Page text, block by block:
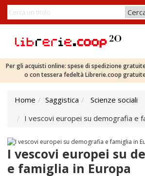
Per gli acquisti online: spese di spedizione
o con tessera fedeltà Librerie.coop
Home Saggistica
Scienze sociali
I vescovi europei su demografia e
I vescovi europei su
e famiglia in Europa